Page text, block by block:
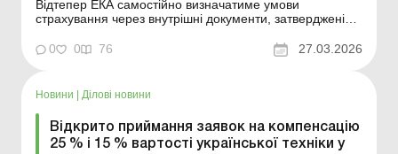
Відтепер ЕКА самостійно визначатиме умови
страхування через внутрішні документи, затверджені
контроль експортно-імпортних операцій та різниці з
0 0 76 27.03.2026
Новини Ділові новини
Відкрито приймання заявок на компенсацію
25 % і 15 % вартості української техніки у